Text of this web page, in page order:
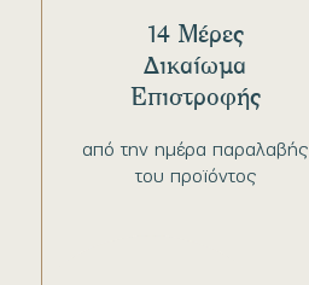
από την ημέρα παραλαβής
του προϊόντος
14 Μέρες
Δικαίωμα
Επιστροφής